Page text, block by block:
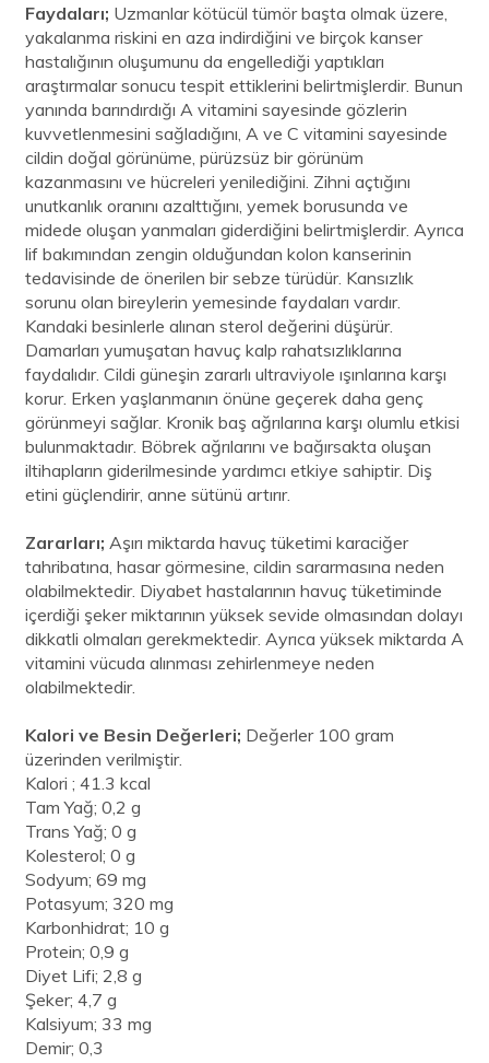
Faydaları; Uzmanlar kötücül tümör başta olmak üzere,
yakalanma riskini en aza indirdiğini ve birçok kanser
hastalığının oluşumunu da engellediği yaptıkları
araştırmalar sonucu tespit ettiklerini belirtmişlerdir. Bunun
yanında barındırdığı A vitamini sayesinde gözlerin
kuvvetlenmesini sağladığını, A ve C vitamini sayesinde
cildin doğal görünüme, pürüzsüz bir görünüm
kazanmasını ve hücreleri yenilediğini. Zihni açtığını
unutkanlık oranını azalttığını, yemek borusunda ve
midede oluşan yanmaları giderdiğini belirtmişlerdir. Ayrıca
lif bakımından zengin olduğundan kolon kanserinin
tedavisinde de önerilen bir sebze türüdür. Kansızlık
sorunu olan bireylerin yemesinde faydaları vardır.
Kandaki besinlerle alınan sterol değerini düşürür.
Damarları yumuşatan havuç kalp rahatsızlıklarına
faydalıdır. Cildi güneşin zararlı ultraviyole ışınlarına karşı
korur. Erken yaşlanmanın önüne geçerek daha genç
görünmeyi sağlar. Kronik baş ağrılarına karşı olumlu etkisi
bulunmaktadır. Böbrek ağrılarını ve bağırsakta oluşan
iltihapların giderilmesinde yardımcı etkiye sahiptir. Diş
etini güçlendirir, anne sütünü artırır.
Zararları; Aşırı miktarda havuç tüketimi karaciğer
tahribatına, hasar görmesine, cildin sararmasına neden
olabilmektedir. Diyabet hastalarının havuç tüketiminde
içerdiği şeker miktarının yüksek sevide olmasından dolayı
dikkatli olmaları gerekmektedir. Ayrıca yüksek miktarda A
vitamini vücuda alınması zehirlenmeye neden
olabilmektedir.
Kalori ve Besin Değerleri; Değerler 100 gram
üzerinden verilmiştir.
Kalori ; 41.3 kcal
Tam Yağ; 0,2 g
Trans Yağ; 0 g
Kolesterol; 0 g
Sodyum; 69 mg
Potasyum; 320 mg
Karbonhidrat; 10 g
Protein; 0,9 g
Diyet Lifi; 2,8 g
Şeker; 4,7 g
Kalsiyum; 33 mg
Demir; 0,3